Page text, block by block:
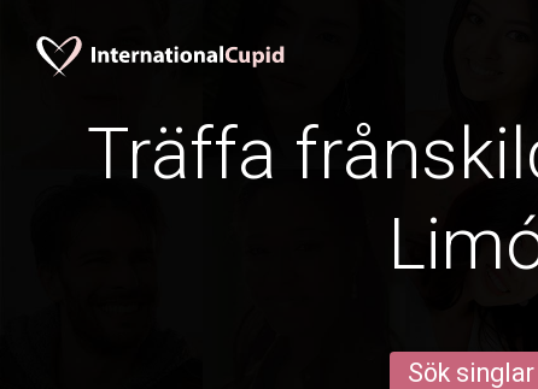
Träffa
Sök singlar